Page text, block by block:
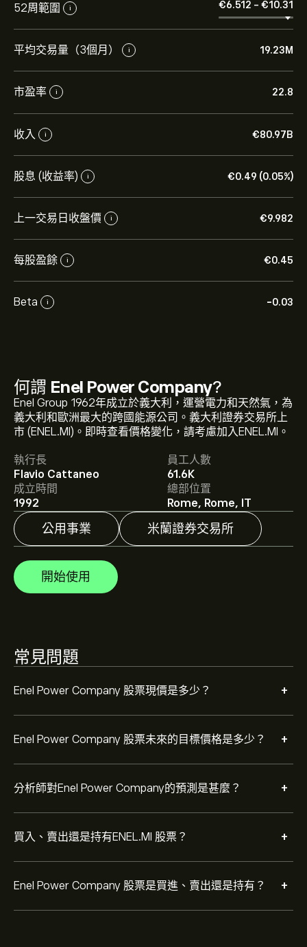
52周範圍 i ‎€‎6.512 - ‎€‎10.31
平均交易量（3個月） i 19.23M
市盈率 i 22.8
收入 i ‎€‎80.97B
股息 (收益率) i ‎€‎0.49 (0.05%)
上一交易日收盤價 i ‎€‎9.982
每股盈餘 i ‎€‎0.45
Beta i -0.03
何謂 Enel Power Company?
Enel Group 1962年成立於義大利，運營電力和天然氣，為
義大利和歐洲最大的跨國能源公司。義大利證券交易所上
市 (ENEL.MI)。即時查看價格變化，請考慮加入ENEL.MI。
執行長
Flavio Cattaneo
員工人數
61.6K
成立時間
1992
總部位置
Rome, Rome, IT
公用事業 米蘭證券交易所
開始使用
常見問題
Enel Power Company 股票現價是多少？ +
ENEL.MI 現價為‎€‎10.032。
Enel Power Company 股票未來的目標價格是多少？ +
eToro 以取得詳細的分析師預測及目標價格。
分析師對Enel Power Company的預測是甚麼？ +
分析師根據市場趨勢、財務報告和預期增長對Enel Power
Company的預測。查看最新預測以了解未來價格走勢。
買入、賣出還是持有ENEL.MI 股票？ +
Enel Power Company 的市值是 ‎€‎98.98B 美元
Enel Power Company 股票是買進、賣出還是持有？ +
根據 7 位分析師在過去三個月對 ENEL.MI 的建議，整體共